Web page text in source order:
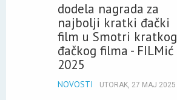
dodela nagrada za
najbolji kratki đački
film u Smotri kratkog
đačkog filma - FILMić
2025
NOVOSTI UTORAK, 27 MAJ 2025